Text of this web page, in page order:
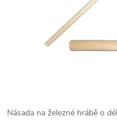
Násada na železné hrábě o